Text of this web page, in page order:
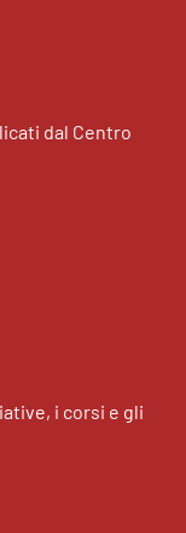
dal Centro
i corsi e gli